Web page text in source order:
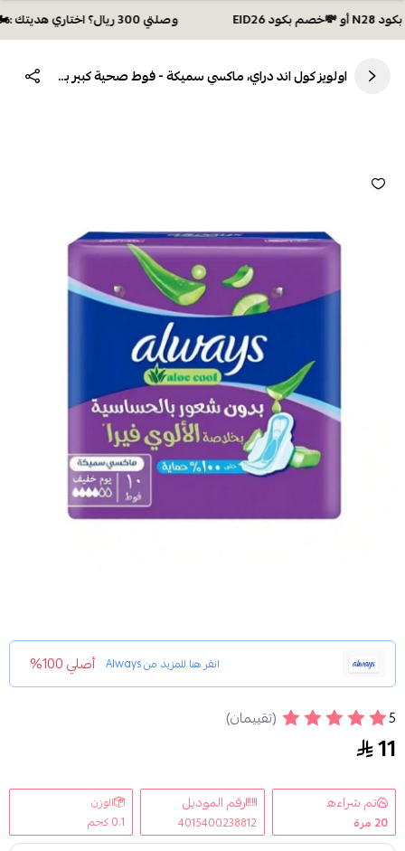
وصلتي 300 ريال؟ اختاري هديتك :🏍 شحن مجاني بكود N28 أو 💸خصم بكود EID26
اولويز كول اند دراي، ماكسي سميكة - فوط صحية كبير بالأجنحة - 10 فوطة
انقر هنا للمزيد منAlways أصلي 100%
اولويز كول اند دراي، ماكسي سميكة - فوط صحية كبير
5 (تقييمان)
11
تم شراءه
20 مرة
رقم الموديل
4015400238812
الوزن
0.1 كجم